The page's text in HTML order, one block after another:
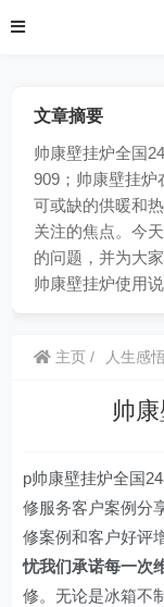
文章摘要
帅康壁挂炉全国
909；帅康壁挂炉
可或缺的供暖和
关注的焦点。今
的问题，并为大
帅康壁挂炉使用
主页 人生感
帅
p帅康壁挂炉全国
修服务客户案例分
修案例和客户好评
忧我们承诺每一次
修。无论是冰箱不